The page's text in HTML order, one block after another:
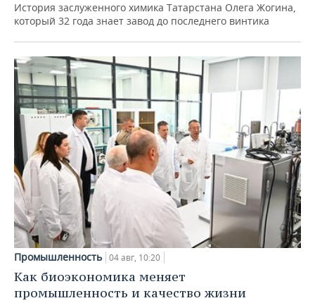
История заслуженного химика Татарстана Олега Жогина,
который 32 года знает завод до последнего винтика
Промышленность 04 авг, 10:20
Как биоэкономика меняет
промышленность и качество жизни